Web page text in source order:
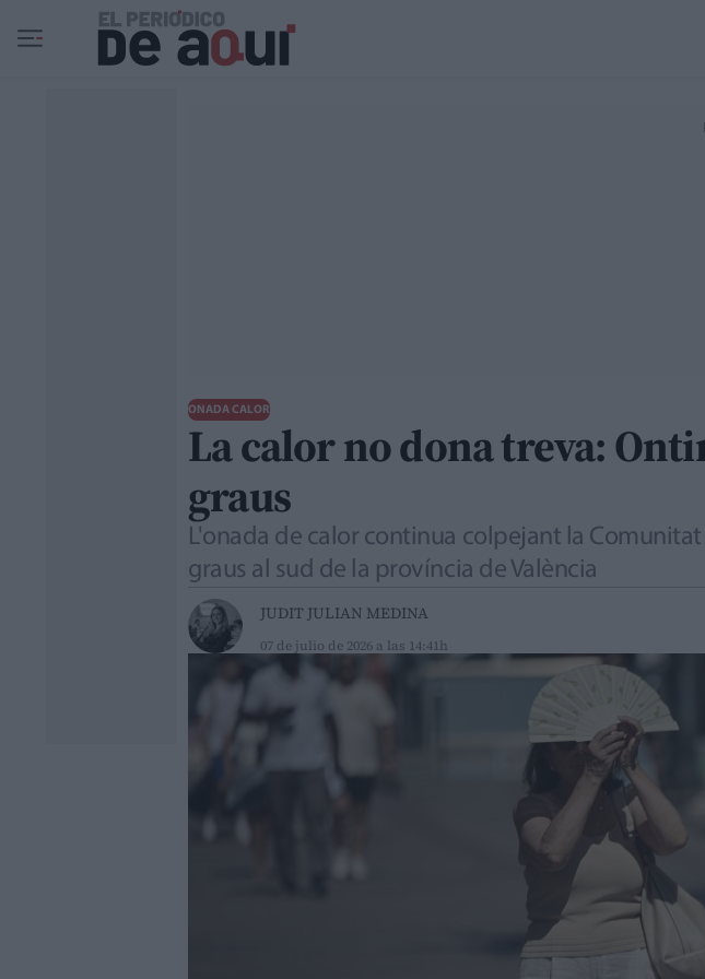
Ir al contenido principal
ONADA CALOR
La calor no dona treva:
graus
L'onada de calor continua colpejant la
graus al sud de la província de València
JUDIT JULIAN MEDINA
07 de julio de 2026 a las 14:41h